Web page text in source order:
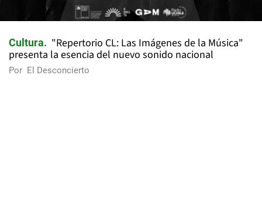
Cultura
"Repertorio CL: Las Imágenes de la Música"
presenta la esencia del nuevo sonido nacional
Por El Desconcierto